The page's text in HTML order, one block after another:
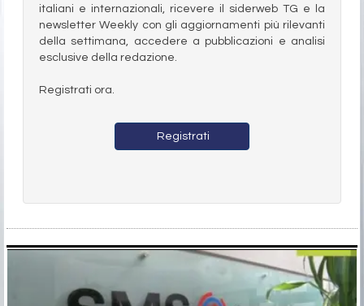
italiani e internazionali, ricevere il siderweb TG e la
newsletter Weekly con gli aggiornamenti più rilevanti
della settimana, accedere a pubblicazioni e analisi
esclusive della redazione.
Registrati ora.
Registrati